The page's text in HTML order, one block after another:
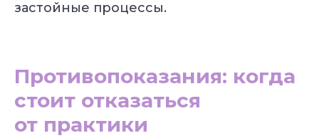
застойные процессы.
Противопоказания: когда
стоит отказаться
от практики